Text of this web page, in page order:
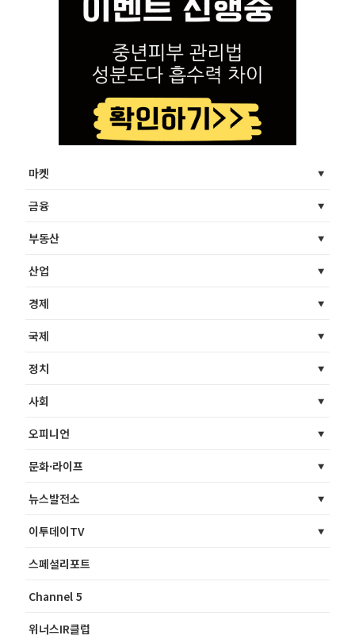
마켓
금융
부동산
산업
경제
국제
정치
사회
오피니언
문화·라이프
뉴스발전소
이투데이TV
스페셜리포트
Channel 5
위너스IR클럽